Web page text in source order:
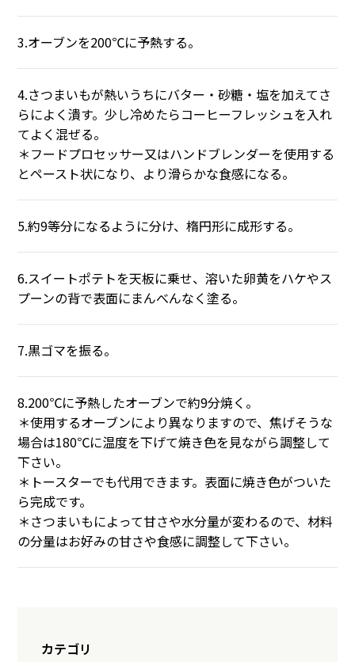
3.オーブンを200℃に予熱する。
4.さつまいもが熱いうちにバター・砂糖・塩を加えてさ
らによく潰す。少し冷めたらコーヒーフレッシュを入れ
てよく混ぜる。
＊フードプロセッサー又はハンドブレンダーを使用する
とペースト状になり、より滑らかな食感になる。
5.約9等分になるように分け、楕円形に成形する。
6.スイートポテトを天板に乗せ、溶いた卵黄をハケやス
プーンの背で表面にまんべんなく塗る。
7.黒ゴマを振る。
8.200℃に予熱したオーブンで約9分焼く。
＊使用するオーブンにより異なりますので、焦げそうな
場合は180℃に温度を下げて焼き色を見ながら調整して
下さい。
＊トースターでも代用できます。表面に焼き色がついた
ら完成です。
＊さつまいもによって甘さや水分量が変わるので、材料
の分量はお好みの甘さや食感に調整して下さい。
カテゴリ